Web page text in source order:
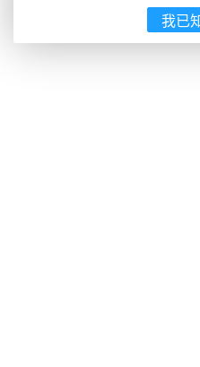
我已